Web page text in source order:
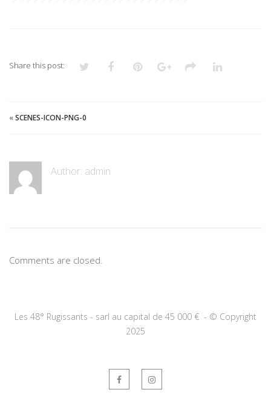
Share this post:
«SCENES-ICON-PNG-0
Author: admin
Comments are closed.
Les 48° Rugissants - sarl au capital de 45 000 € - © Copyright
2025